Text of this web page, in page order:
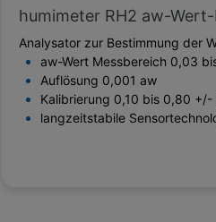
humimeter RH2 aw-
Analysator zur Bestimmung der
aw-Wert Messbereich 0,03
Auflösung 0,001 aw
Kalibrierung 0,10 bis 0,80 +/-
langzeitstabile